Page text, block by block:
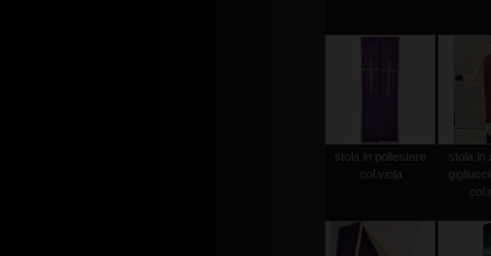
stola in poliestere
col.viola
stola in